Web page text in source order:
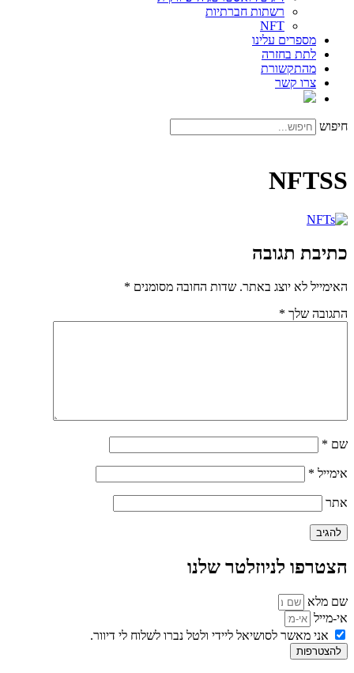
רשתות חברתיות
NFT
מספרים עלינו
לתת בחזרה
מהתקשורת
צרו קשר
חיפוש
NFTSS
כתיבת תגובה
האימייל לא יוצג באתר. שדות החובה מסומנים *
התגובה שלך *
שם *
אימייל *
אתר
הצטרפו לניוזלטר שלנו
שם מלא
אי-מייל
אני מאשר לסושיאל ליידי ולטל נברו לשלוח לי דיוור.
להצטרפות